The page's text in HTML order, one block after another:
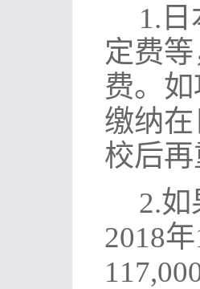
1.
定费
费。
缴纳
校后
2.
2018